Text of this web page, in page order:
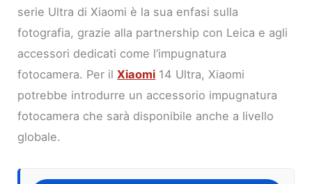
serie Ultra di Xiaomi è la sua enfasi sulla
fotografia, grazie alla partnership con Leica e agli
accessori dedicati come l’impugnatura
fotocamera. Per ilXiaomi 14 Ultra, Xiaomi
potrebbe introdurre un accessorio impugnatura
fotocamera che sarà disponibile anche a livello
globale.